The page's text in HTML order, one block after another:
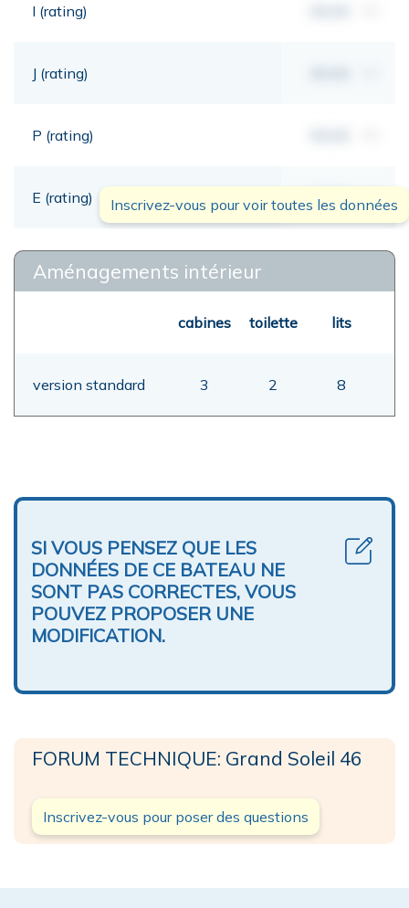
I (rating)
J (rating)
P (rating)
E (rating) 00,00
Inscrivez-vous pour voir toutes les données
Aménagements intérieur
cabines toilette lits
version standard 3 2 8
SI VOUS PENSEZ QUE LES
DONNÉES DE CE BATEAU NE
SONT PAS CORRECTES, VOUS
POUVEZ PROPOSER UNE
MODIFICATION.
FORUM TECHNIQUE: Grand Soleil 46
Inscrivez-vous pour poser des questions